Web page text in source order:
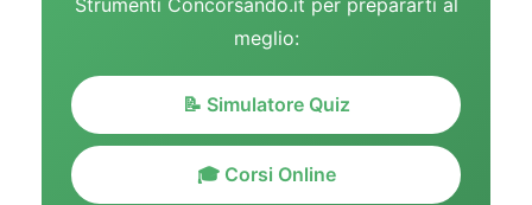
Strumenti Concorsando.it per prepararti al
meglio:
📝 Simulatore Quiz
🎓 Corsi Online